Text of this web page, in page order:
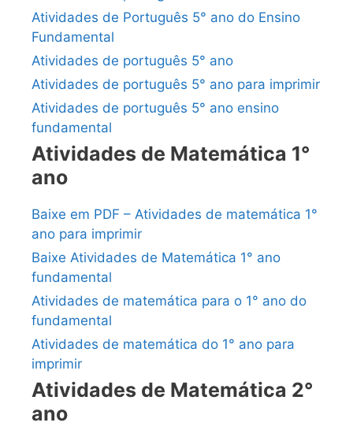
Atividades de Português 5° ano do Ensino
Fundamental
Atividades de português 5° ano
Atividades de português 5° ano para imprimir
Atividades de português 5° ano ensino
fundamental
Atividades de Matemática 1°
ano
Baixe em PDF – Atividades de matemática 1°
ano para imprimir
Baixe Atividades de Matemática 1° ano
fundamental
Atividades de matemática para o 1° ano do
fundamental
Atividades de matemática do 1° ano para
imprimir
Atividades de Matemática 2°
ano